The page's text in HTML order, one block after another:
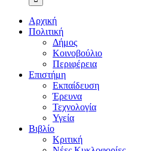
Αρχική
Πολιτική
Δήμος
Κοινοβούλιο
Περιφέρεια
Επιστήμη
Εκπαίδευση
Έρευνα
Τεχνολογία
Υγεία
Βιβλίο
Κριτική